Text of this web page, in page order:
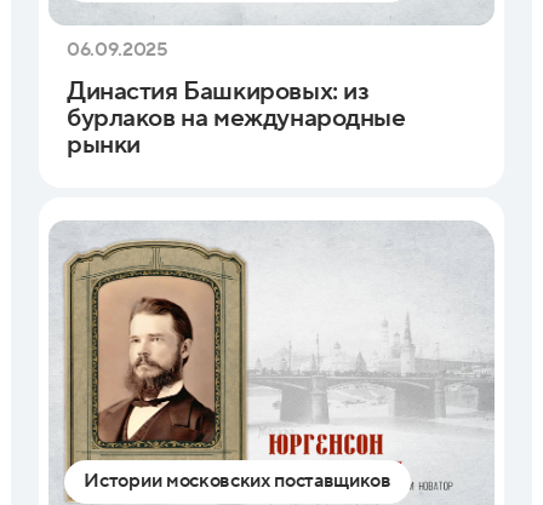
06.09.2025
Династия Башкировых: из
бурлаков на международные
рынки
Истории московских поставщиков